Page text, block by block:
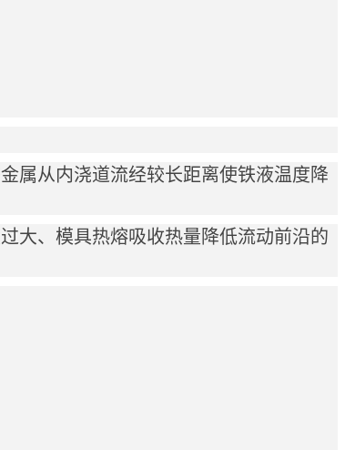
属从内浇道流经较长距离使铁液温度降
大、模具热熔吸收热量降低流动前沿的